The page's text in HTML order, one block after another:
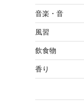
音楽・音
風習
飲食物
香り